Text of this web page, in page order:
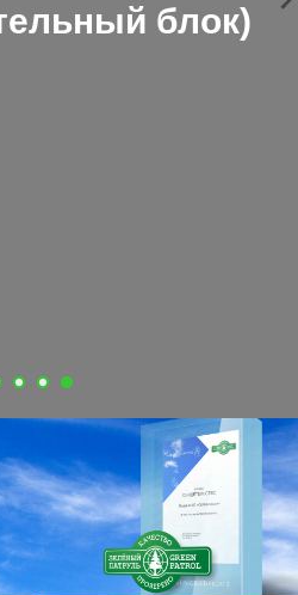
блок)